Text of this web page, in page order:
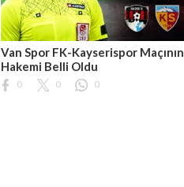
Van Spor FK-Kayserispor Maçının
Hakemi Belli Oldu
0 0 0